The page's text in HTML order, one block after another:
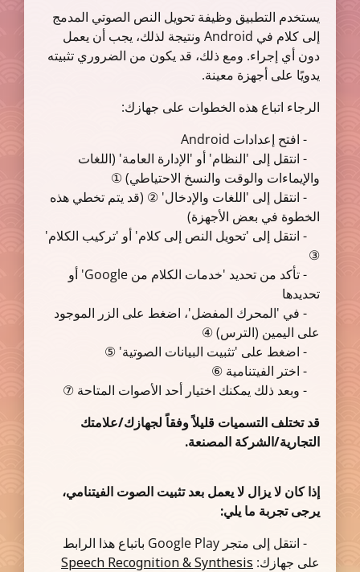
يستخدم التطبيق وظيفة تحويل النص الصوتي المدمج
إلى كلام في Android ونتيجة لذلك، يجب أن يعمل
دون أي إجراء. ومع ذلك، قد يكون من الضروري تثبيته
يدويًا على أجهزة معينة.
الرجاء اتباع هذه الخطوات على جهازك:
- افتح إعدادات Android
- انتقل إلى 'النظام' أو 'الإدارة العامة' (اللغات
والإيماءات والوقت والنسخ الاحتياطي) ①
- انتقل إلى 'اللغات والإدخال' ② (قد يتم تخطي هذه
الخطوة في بعض الأجهزة)
- انتقل إلى 'تحويل النص إلى كلام' أو 'تركيب الكلام'
③
- تأكد من تحديد 'خدمات الكلام من Google' أو
تحديدها
- في 'المحرك المفضل'، اضغط على الزر الموجود
على اليمين (الترس) ④
- اضغط على 'تثبيت البيانات الصوتية' ⑤
- اختر الفيتنامية ⑥
- وبعد ذلك يمكنك اختيار أحد الأصوات المتاحة ⑦
قد تختلف التسميات قليلاً وفقاً لجهازك/علامتك
التجارية/الشركة المصنعة.
إذا كان لا يزال لا يعمل بعد تثبيت الصوت الفيتنامي،
يرجى تجربة ما يلي:
- انتقل إلى متجر Google Play باتباع هذا الرابط
على جهازك: Speech Recognition & Synthesis